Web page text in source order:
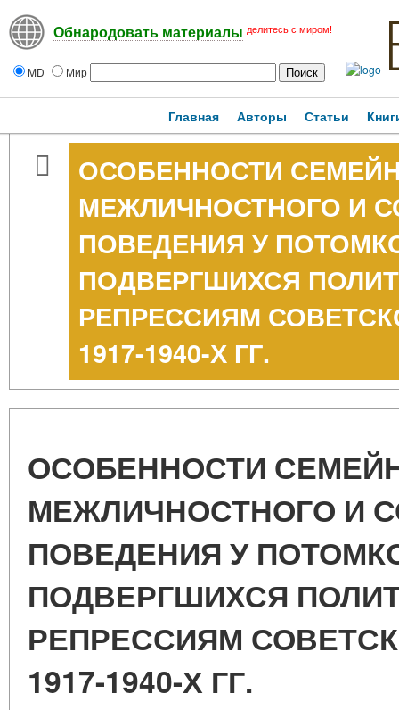
Обнародовать материалы делитесь с миром!
MD Мир
Главная Авторы Статьи
ОСОБЕННОСТИ
МЕЖЛИЧНОСТНОГО И
ПОВЕДЕНИЯ У
ПОДВЕРГШИХСЯ
РЕПРЕССИЯМ
1917-1940-Х ГГ.
ОСОБЕННОСТИ
МЕЖЛИЧНОСТНОГО И
ПОВЕДЕНИЯ У
ПОДВЕРГШИХСЯ
РЕПРЕССИЯМ
1917-1940-Х ГГ.